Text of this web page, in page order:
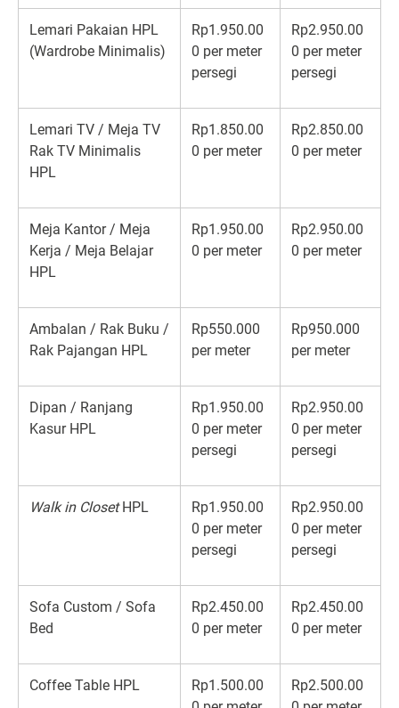
Lemari Pakaian HPL
(Wardrobe Minimalis)
Rp1.950.00
0 per meter
persegi
Rp2.950.00
0 per meter
persegi
Lemari TV / Meja TV
Rak TV Minimalis
HPL
Rp1.850.00
0 per meter
Rp2.850.00
0 per meter
Meja Kantor / Meja
Kerja / Meja Belajar
HPL
Rp1.950.00
0 per meter
Rp2.950.00
0 per meter
Ambalan / Rak Buku /
Rak Pajangan HPL
Rp550.000
per meter
Rp950.000
per meter
Dipan / Ranjang
Kasur HPL
Rp1.950.00
0 per meter
persegi
Rp2.950.00
0 per meter
persegi
Walk in ClosetHPL
Rp1.950.00
0 per meter
persegi
Rp2.950.00
0 per meter
persegi
Sofa Custom / Sofa
Bed
Rp2.450.00
0 per meter
Rp2.450.00
0 per meter
Coffee Table HPL
Rp1.500.00
Rp2.500.00